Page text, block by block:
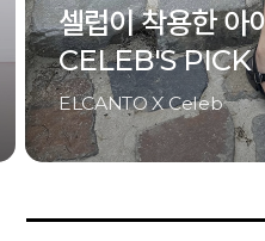
Last Summer
썸머 시즌 오프
UP TO 81%